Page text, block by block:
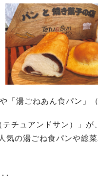
「湯ごねあん食パン」
チュアンドサン）」
気の湯ごね食パンや総
･